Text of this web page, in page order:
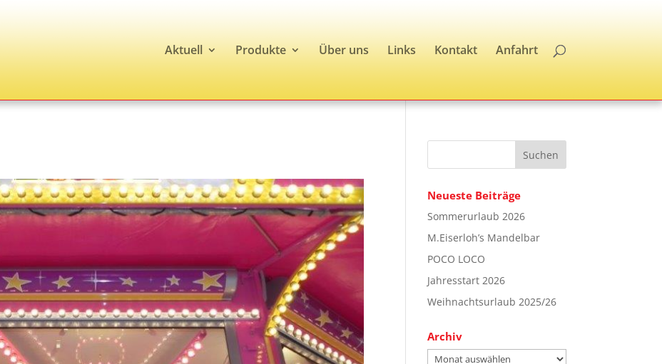
Aktuell Produkte Über uns Links Kontakt Anfahrt
Neueste Beiträge
Sommerurlaub 2026
M.Eiserloh’s Mandelbar
POCO LOCO
Jahresstart 2026
Weihnachtsurlaub 2025/26
Archiv
Archiv